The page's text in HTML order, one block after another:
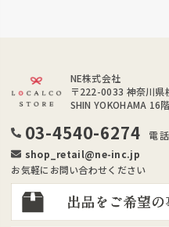
NE株式会社
〒222-0033 神奈川県
SHIN YOKOHAMA 16階
03-4540-6274
電
shop_retail@ne-inc.jp
お気軽にお問い合わせください